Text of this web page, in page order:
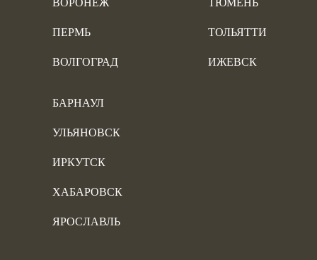
ВОРОНЕЖ
ПЕРМЬ
ВОЛГОГРАД
ТЮМЕНЬ
ТОЛЬЯТТИ
ИЖЕВСК
БАРНАУЛ
УЛЬЯНОВСК
ИРКУТСК
ХАБАРОВСК
ЯРОСЛАВЛЬ